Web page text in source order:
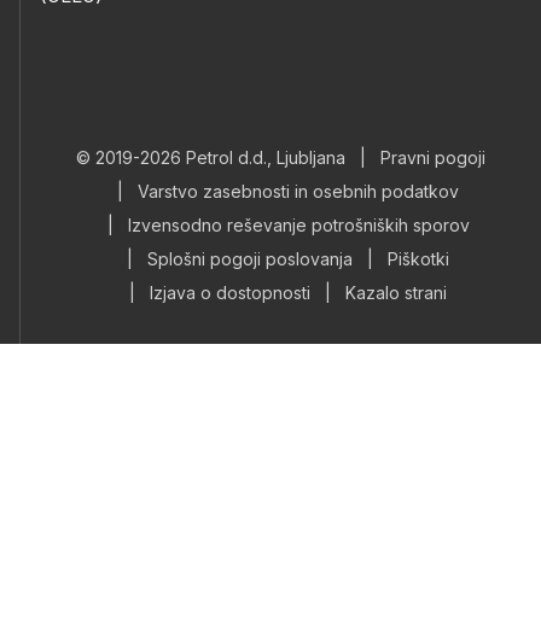
© 2019-2026 Petrol d.d., Ljubljana
Pravni pogoji
Varstvo zasebnosti in osebnih podatkov
Izvensodno reševanje potrošniških sporov
Splošni pogoji poslovanja
Piškotki
Izjava o dostopnosti Kazalo strani